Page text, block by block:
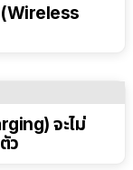
(Wireless
จะไม่
ว